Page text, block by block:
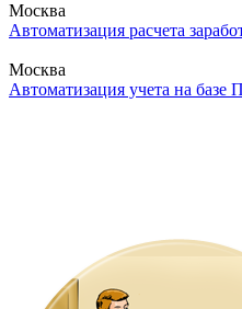
Москва
Автоматизация расчета
Москва
Автоматизация учета на